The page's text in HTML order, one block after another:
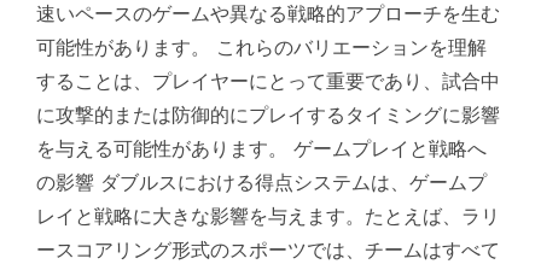
速いペースのゲームや異なる戦略的アプローチを生む
可能性があります。 これらのバリエーションを理解
することは、プレイヤーにとって重要であり、試合中
に攻撃的または防御的にプレイするタイミングに影響
を与える可能性があります。 ゲームプレイと戦略へ
の影響 ダブルスにおける得点システムは、ゲームプ
レイと戦略に大きな影響を与えます。たとえば、ラリ
ースコアリング形式のスポーツでは、チームはすべて